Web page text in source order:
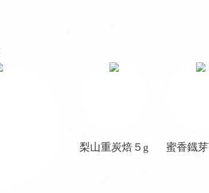
梨山重炭焙５g 蜜香鐡